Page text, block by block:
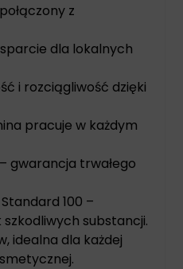
z
dla lokalnych
i rozciągliwość dzięki
pracuje w każdym
gwarancja trwałego
100 –
substancji.
idealna dla każdej